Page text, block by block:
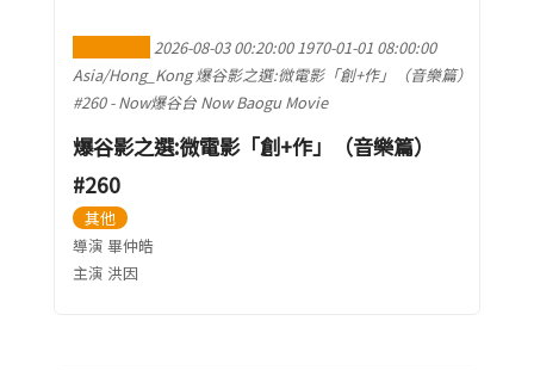
2026-08-03 00:20:00 1970-01-01 08:00:00
Asia/Hong_Kong 爆谷影之選:微電影「創+作」（音樂篇）
#260 - Now爆谷台 Now Baogu Movie
爆谷影之選:微電影「創+作」（音樂篇）
#260
其他
導演 畢仲皓
主演 洪因